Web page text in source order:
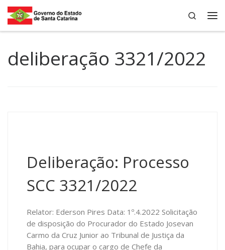
Skip to content
Search
deliberação 3321/2022
Deliberação: Processo
SCC 3321/2022
Relator: Ederson Pires Data: 1º.4.2022 Solicitação
de disposição do Procurador do Estado Josevan
Carmo da Cruz Junior ao Tribunal de Justiça da
Bahia, para ocupar o cargo de Chefe da